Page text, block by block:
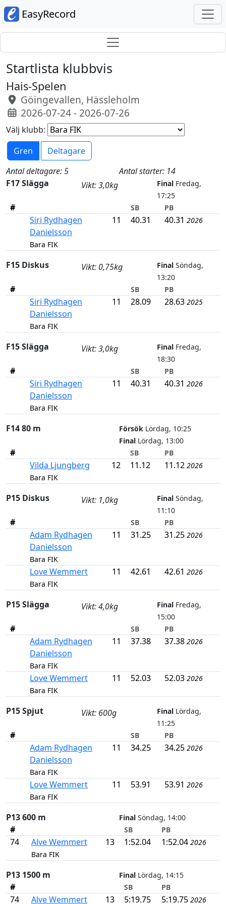
EasyRecord
Startlista klubbvis
Hais-Spelen
Göingevallen, Hässleholm
2026-07-24 - 2026-07-26
Välj klubb:
Gren
Deltagare
Antal deltagare: 5
Antal starter: 14
F17 Slägga
Vikt: 3,0kg FinalFredag,
17:25
# SB PB
Siri Rydhagen
Danielsson
Bara FIK
11 40.31 40.31 2026
F15 Diskus Vikt: 0,75kg FinalSöndag,
13:20
# SB PB
Siri Rydhagen
Danielsson
Bara FIK
11 28.09 28.63 2025
F15 Slägga Vikt: 3,0kg FinalFredag,
18:30
# SB PB
Siri Rydhagen
Danielsson
Bara FIK
11 40.31 40.31 2026
F14 80 m Försök Lördag, 10:25
Final Lördag, 13:00
# SB PB
Vilda Ljungberg
Bara FIK
12 11.12 11.12 2026
P15 Diskus Vikt: 1,0kg FinalSöndag,
11:10
# SB PB
Adam Rydhagen
Danielsson
Bara FIK
11 31.25 31.25 2026
Love Wemmert
Bara FIK
11 42.61 42.61 2026
P15 Slägga Vikt: 4,0kg FinalFredag,
15:00
# SB PB
Adam Rydhagen
Danielsson
Bara FIK
11 37.38 37.38 2026
Love Wemmert
Bara FIK
11 52.03 52.03 2026
P15 Spjut Vikt: 600g FinalLördag,
11:25
# SB PB
Adam Rydhagen
Danielsson
Bara FIK
11 34.25 34.25 2026
Love Wemmert
Bara FIK
11 53.91 53.91 2026
P13 600 m Final Söndag, 14:00
# SB PB
74 Alve Wemmert
Bara FIK
13 1:52.04 1:52.04 2026
P13 1500 m Final Lördag, 14:15
# SB PB
74 Alve Wemmert 13 5:19.75 5:19.75 2026